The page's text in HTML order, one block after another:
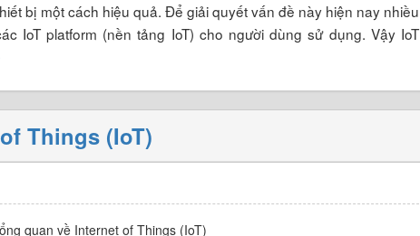
bị một cách hiệu quả. Để giải quyết vấn đề này hiện nay nhiều
IoT platform (nền tảng IoT) cho người dùng sử dụng. Vậy IoT
Things (IoT)